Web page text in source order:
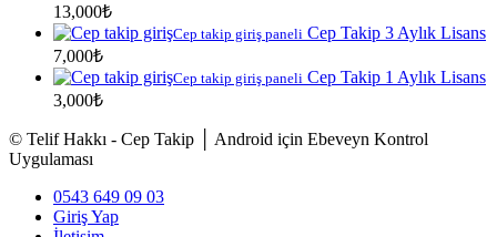
13,000₺
Cep takip giriş paneli Cep Takip 3 Aylık Lisans
7,000₺
Cep takip giriş paneli Cep Takip 1 Aylık Lisans
3,000₺
© Telif Hakkı - Cep Takip │ Android için Ebeveyn Kontrol
Uygulaması
0543 649 09 03
Giriş Yap